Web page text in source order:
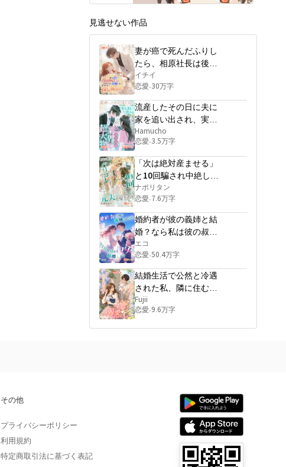
で、皆の前で言った。
「この件は僕が処理する。君
その後、敵対していた家族は
破産し、令嬢はすべての社交
界から姿を消した。彼の母親
は結婚式に招かれなかった。
ヨーロッパの駐日大使も出席
したその結婚式で、彼は澪の
実父として立ち、言った。
「これは、僕が二十年探して
きた娘だ」
颯太は小さな礼服を着て、結
婚式後、ノートに「パパ」の
隣に真剣な筆で「ママ」と書
いた。
そして、こう言った。
「やっぱり、そうだと思っ
見逃せない作品
妻が癌で死んだふりし
たら、相原社長は後悔
に狂って世界中で探し
始めた
イチイ
恋愛·30万字
流産したその日に夫に
家を追い出され、実家
に戻ると、兄たちは業
界の超大物だった
Hamucho
恋愛·3.5万字
「次は絶対産ませる」
と10回騙され中絶した
私、パリコレのランウ
ェイで元夫を見下ろす
ナポリタン
恋愛·7.6万字
婚約者が彼の義姉と結
婚？なら私は彼の叔父
と結婚します
エコ
恋愛·50.4万字
結婚生活で公然と冷遇
された私、隣に住む世
界一の大富豪に“命”とし
て溺愛されるようにな
Fujii
恋愛·9.6万字
その他
プライバシーポリシー
利用規約
特定商取引法に基づく表記